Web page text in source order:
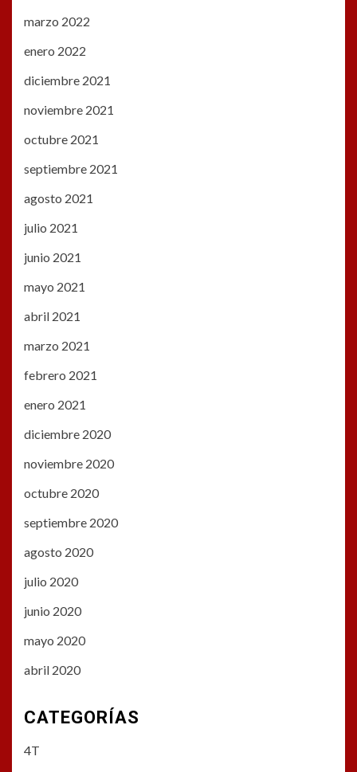
marzo 2022
enero 2022
diciembre 2021
noviembre 2021
octubre 2021
septiembre 2021
agosto 2021
julio 2021
junio 2021
mayo 2021
abril 2021
marzo 2021
febrero 2021
enero 2021
diciembre 2020
noviembre 2020
octubre 2020
septiembre 2020
agosto 2020
julio 2020
junio 2020
mayo 2020
abril 2020
CATEGORÍAS
4T